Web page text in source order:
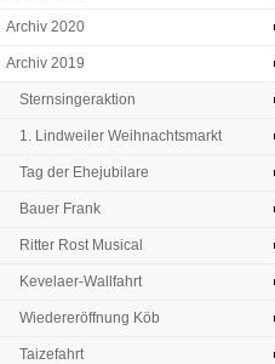
Archiv 2020
Archiv 2019
Sternsingeraktion
1. Lindweiler Weihnachtsmarkt
Tag der Ehejubilare
Bauer Frank
Ritter Rost Musical
Kevelaer-Wallfahrt
Wiedereröffnung Köb
Taizefahrt